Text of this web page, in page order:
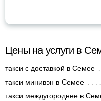
Цены на услуги в
такси с доставкой в Семее
такси минивэн в Семее
такси междугороднее в